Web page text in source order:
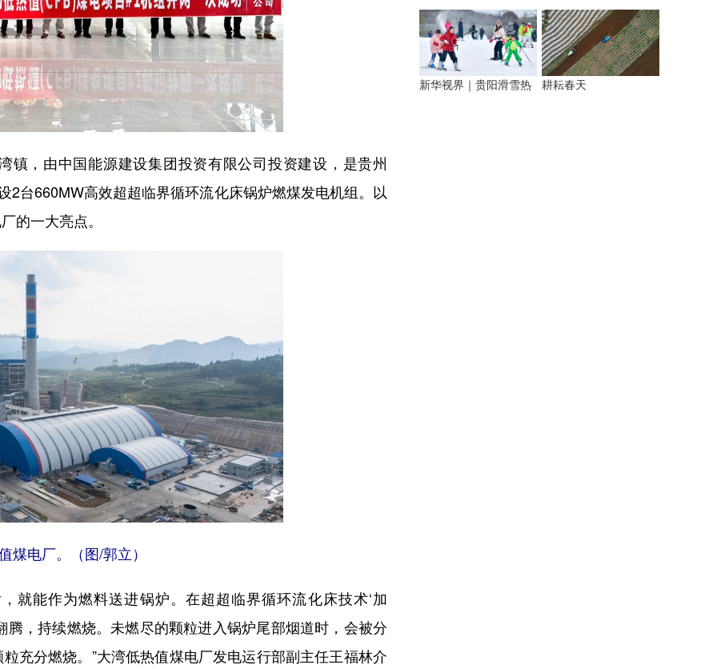
，由中国能源建设集团投资有限公司投资建设，是贵州
2台660MW高效超超临界循环流化床锅炉燃煤发电机组。以
的一大亮点。
煤电厂。（图/郭立）
能作为燃料送进锅炉。在超超临界循环流化床技术‘加
，持续燃烧。未燃尽的颗粒进入锅炉尾部烟道时，会被分
充分燃烧。”大湾低热值煤电厂发电运行部副主任王福林介
新华视界｜贵阳滑雪热 耕耘春天